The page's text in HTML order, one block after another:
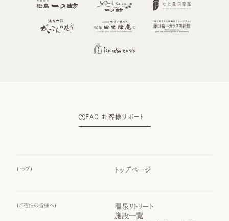
FAQ お客様サポート
( トップ) トップページ
( ご宿泊の皆様へ)
温泉リトリート
施設一覧